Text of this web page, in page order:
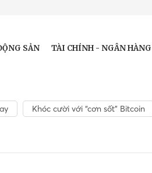
SẢN TÀI CHÍNH - NGÂN HÀNG
Khóc cười với “cơn sốt” Bitcoin